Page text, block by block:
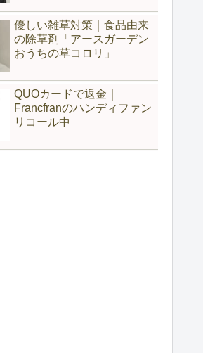
優しい雑草対策｜食品由来
の除草剤「アースガーデン
おうちの草コロリ」
QUOカードで返金｜
Francfranのハンディファン
リコール中